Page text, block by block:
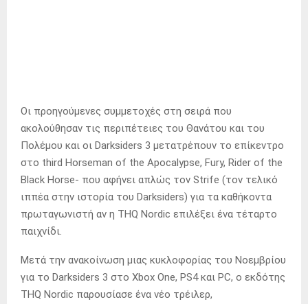
Οι προηγούμενες συμμετοχές στη σειρά που
ακολούθησαν τις περιπέτειες του Θανάτου και του
Πολέμου και οι Darksiders 3 μετατρέπουν το επίκεντρο
στο third Horseman of the Apocalypse, Fury, Rider of the
Black Horse- που αφήνει απλώς τον Strife (τον τελικό
ιππέα στην ιστορία του Darksiders) για τα καθήκοντα
πρωταγωνιστή αν η THQ Nordic επιλέξει ένα τέταρτο
παιχνίδι.
Μετά την ανακοίνωση μιας κυκλοφορίας του Νοεμβρίου
για το Darksiders 3 στο Xbox One, PS4 και PC, ο εκδότης
THQ Nordic παρουσίασε ένα νέο τρέιλερ,